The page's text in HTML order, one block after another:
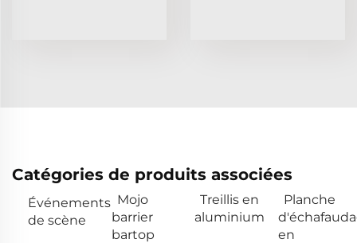
Catégories de produits associées
Événements
de scène
Mojo
barrier
bartop
Treillis en
aluminium
Planche
en